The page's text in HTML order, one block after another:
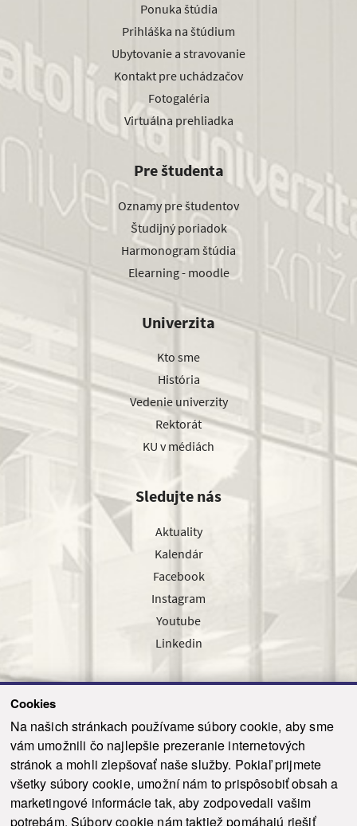
Cookies
Na našich stránkach používame súbory cookie, aby sme
vám umožnili čo najlepšie prezeranie internetových
stránok a mohli zlepšovať naše služby. Pokiaľ prijmete
všetky súbory cookie, umožní nám to prispôsobiť obsah a
marketingové informácie tak, aby zodpovedali vašim
potrebám. Súbory cookie nám taktiež pomáhajú riešiť
Ponuka štúdia
Prihláška na štúdium
Ubytovanie a stravovanie
Kontakt pre uchádzačov
Fotogaléria
Virtuálna prehliadka
Pre študenta
Oznamy pre študentov
Študijný poriadok
Harmonogram štúdia
Elearning - moodle
Univerzita
Kto sme
História
Vedenie univerzity
Rektorát
KU v médiách
Sledujte nás
Aktuality
Kalendár
Facebook
Instagram
Youtube
Linkedin
Odoslať